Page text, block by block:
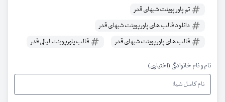
تم پاور پوینت شبهای قدر
دانلود قالب های پاورپوینت شبهای قدر
قالب های پاورپوینت شبهای قدر
قالب پاورپوینت لیالی قدر
نام و نام خانوادگی (اختیاری)